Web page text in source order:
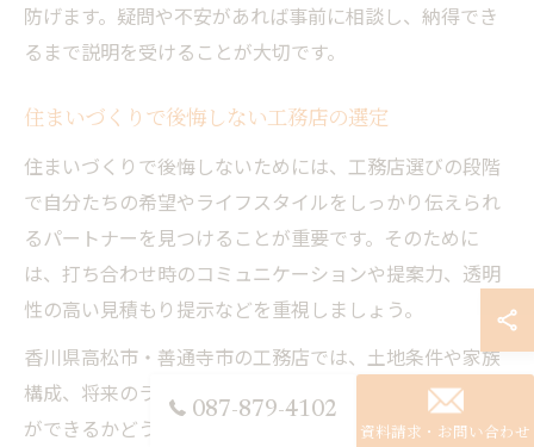
防げます。疑問や不安があれば事前に相談し、納得でき
るまで説明を受けることが大切です。
住まいづくりで後悔しない工務店の選定
住まいづくりで後悔しないためには、工務店選びの段階
で自分たちの希望やライフスタイルをしっかり伝えられ
るパートナーを見つけることが重要です。そのために
は、打ち合わせ時のコミュニケーションや提案力、透明
性の高い見積もり提示などを重視しましょう。
香川県高松市・善通寺市の工務店では、土地条件や家族
構成、将来のライフスタイル変化まで見据えた設計提案
ができるかどうかがポイントとなります。例えば、注文
087-879-4102
資料請求・お問い合わせ